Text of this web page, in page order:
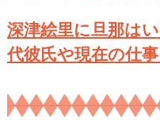
深津絵里に旦那は
代彼氏や現在の仕